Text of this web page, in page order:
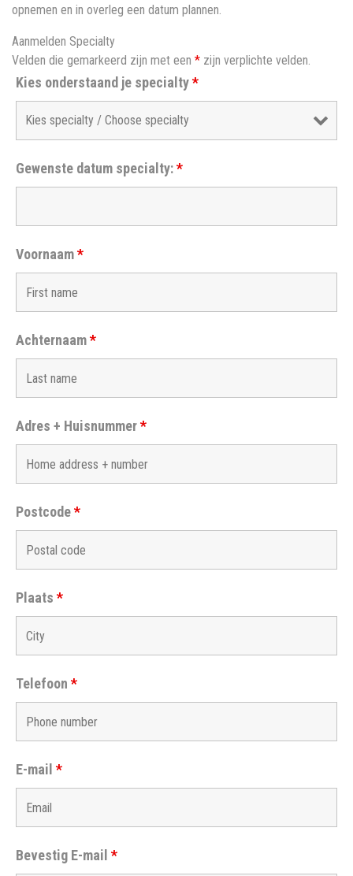
opnemen en in overleg een datum plannen.
Aanmelden Specialty
Velden die gemarkeerd zijn met een * zijn verplichte velden.
Kies onderstaand je specialty*
Gewenste datum specialty:*
Voornaam*
Achternaam*
Adres + Huisnummer*
Postcode*
Plaats *
Telefoon *
E-mail *
Bevestig E-mail *